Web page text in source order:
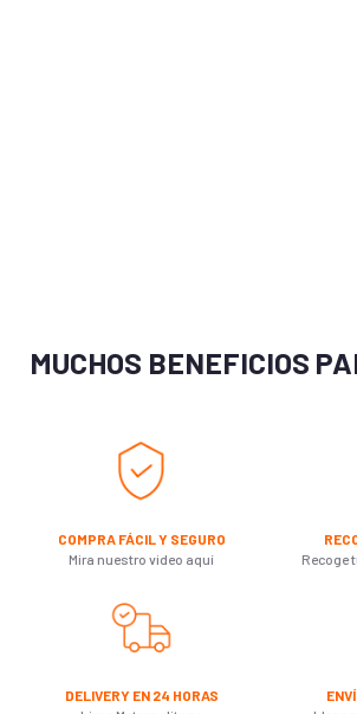
MUCHOS BENEFICIOS
COMPRA FÁCIL Y SEGURO
Mira nuestro video aquí
Recoge
DELIVERY EN 24 HORAS